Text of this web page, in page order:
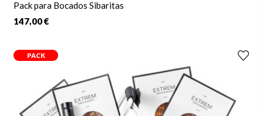
Pack para Bocados Sibaritas
147,00 €
PACK